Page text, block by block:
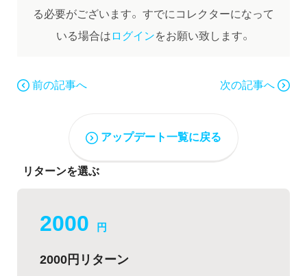
る必要がございます。 すでにコレクターになって
いる場合はログインをお願い致します。
前の記事へ 次の記事へ
アップデート一覧に戻る
リターンを選ぶ
2000 円
2000円リターン